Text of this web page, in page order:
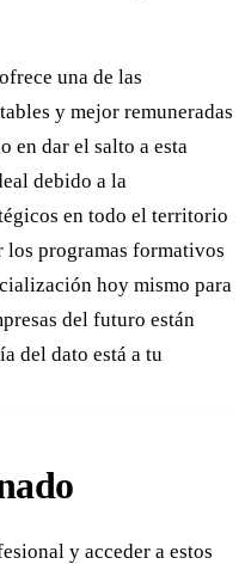
una de las
y mejor remuneradas
en dar el salto a esta
debido a la
en todo el territorio
los programas formativos
hoy mismo para
del futuro están
del dato está a tu
y acceder a estos